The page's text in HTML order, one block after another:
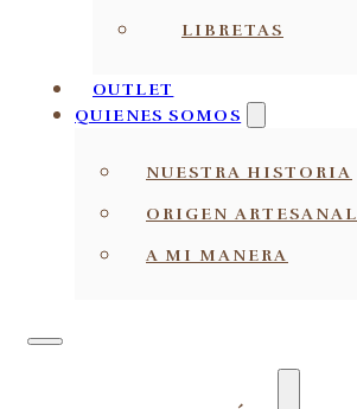
LIBRETAS
OUTLET
QUIENES SOMOS
NUESTRA HISTORIA
ORIGEN ARTESANAL
A MI MANERA